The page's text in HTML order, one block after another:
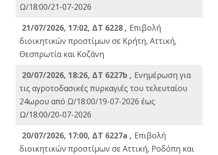
Ω/18:00/21-07-2026
21/07/2026, 17:02, ΔΤ 6228 , Επιβολή
διοικητικών προστίμων σε Κρήτη, Αττική,
Θεσπρωτία και Κοζάνη
20/07/2026, 18:26, ΔΤ 6227b , Ενημέρωση για
τις αγροτοδασικές πυρκαγιές του τελευταίου
24ωρου από Ω/18:00/19-07-2026 έως
Ω/18:00/20-07-2026
20/07/2026, 17:00, ΔΤ 6227a , Επιβολή
διοικητικών προστίμων σε Αττική, Ροδόπη και